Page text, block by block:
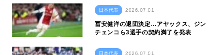
日本代表 2026.07.01
冨安健洋の退団決定…アヤックス、ジン
チェンコら3選手の契約満了を発表
日本代表 2026.07.01